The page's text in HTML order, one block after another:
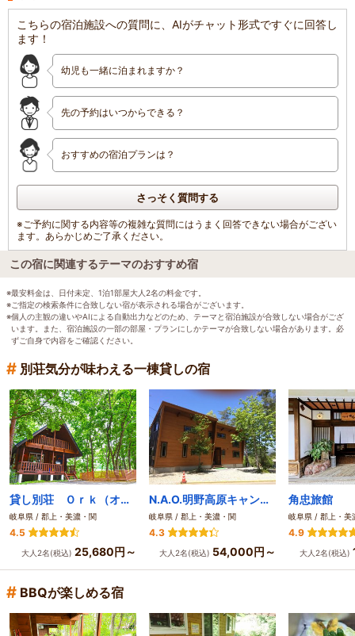
こちらの宿泊施設への質問に、AIがチャット形式ですぐに回答し
ます！
幼児も一緒に泊まれますか？
先の予約はいつからできる？
おすすめの宿泊プランは？
さっそく質問する
※ご予約に関する内容等の複雑な質問にはうまく回答できない場合がござい
ます。あらかじめご了承ください。
この宿に関連するテーマのおすすめ宿
※最安料金は、日付未定、1泊1部屋大人2名の料金です。
※ご指定の検索条件に合致しない宿が表示される場合がございます。
※個人の主観の違いやAIによる自動出力などのため、テーマと宿泊施設が合致しない場合がござ
います。また、宿泊施設の一部の部屋・プランにしかテーマが合致しない場合があります。必
ずご自身で内容をご確認ください。
# 別荘気分が味わえる一棟貸しの宿
貸し別荘 Ｏｒｋ（オーク）ひるがの
岐阜県 / 郡上・美濃・関
4.5
大人2名(税込) 25,680円～
N.A.O.明野高原キャンプ場&貸別荘
岐阜県 / 郡上・美濃・関
4.3
大人2名(税込) 54,000円～
角忠旅館
岐阜県 / 郡上・美
4.9
大人2名(税込)
# BBQが楽しめる宿